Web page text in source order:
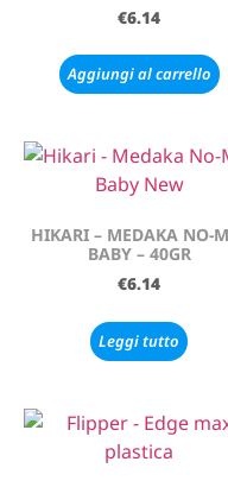
€6.14
Aggiungi al carrello
HIKARI – MEDAKA NO-
BABY – 40GR
€6.14
Leggi tutto